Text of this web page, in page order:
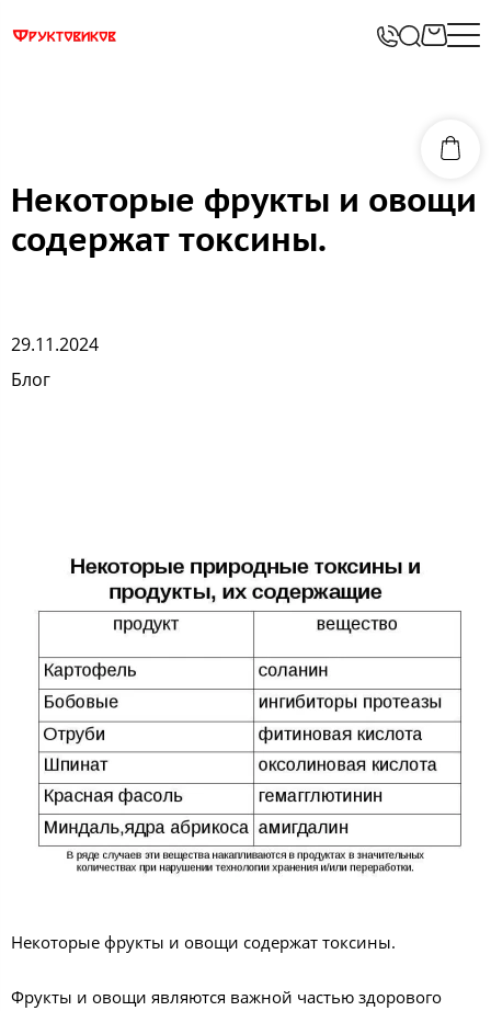
Некоторые фрукты и овощи
содержат токсины.
29.11.2024
Блог
Некоторые фрукты и овощи содержат токсины.
Фрукты и овощи являются важной частью здорового